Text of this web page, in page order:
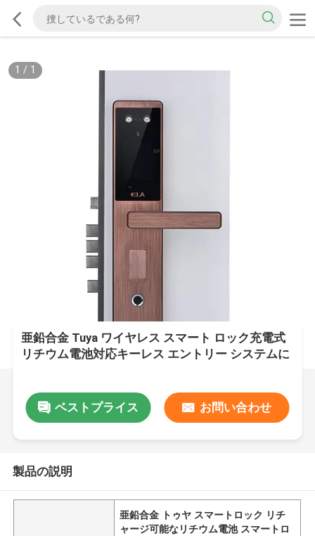
1 / 1
亜鉛合金 Tuya ワイヤレス スマート ロック充電式
リチウム電池対応キーレス エントリー システムに
ベストプライス お問い合わせ
製品の説明
亜鉛合金 トゥヤ スマートロック リチ
ャージ可能なリチウム電池 スマートロ